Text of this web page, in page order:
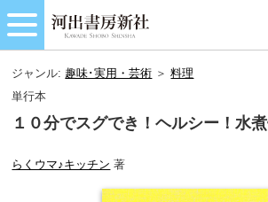
ジャンル: 趣味･実用・芸術 ＞料理
単行本
１０分でスグでき！ヘルシー！水
らくウマ♪キッチン 著